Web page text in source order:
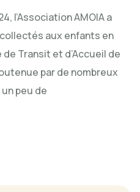
l’Association AMOIA a
aux enfants en
Transit et d’Accueil de
par de nombreux
peu de